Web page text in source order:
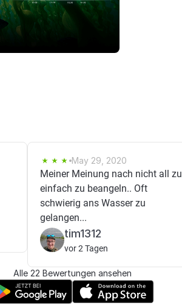
May 29, 2020
Meiner Meinung nach nicht all zu
einfach zu beangeln.. Oft
schwierig ans Wasser zu
gelangen...
tim1312
vor 2 Tagen
Alle 22 Bewertungen ansehen